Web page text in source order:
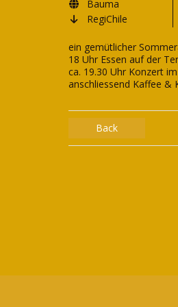
Bauma
RegiChile
ein gemütlicher
18 Uhr Essen auf der
ca. 19.30 Uhr Konzert
anschliessend Kaffee &
Back